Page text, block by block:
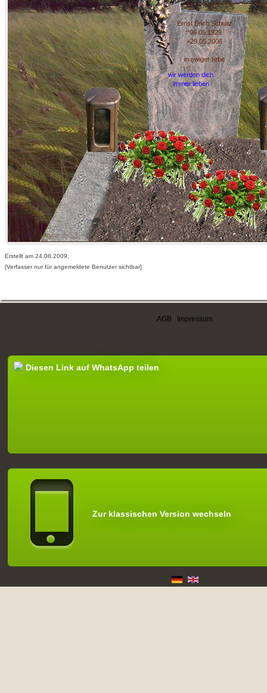
Ernst Erich Schultz
*06.05.1929
+29.05.2006
in ewiger liebe
wir werden dich
immer lieben
Erstellt am 24.08.2009,
[Verfasser nur für angemeldete Benutzer sichtbar]
AGB Impressum
Diesen Link auf WhatsApp teilen
Zur klassischen Version wechseln